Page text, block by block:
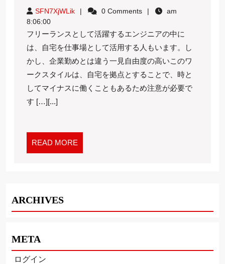
し
や
す
い
作
業
ス
ペ
を
確
う
SFN7XjWLikSFN7XjWLik0 Comments
am
8:06:00
フリーランスとして活躍するエンジニアの中に
は、自宅を仕事場として活用する人もいます。し
かし、企業勤めとは違う一見自由度の高いこのワ
ークスタイルは、自宅を拠点とすることで、時と
してマイナスに働くこともあるため注意が必要で
す […][...]
READ MORE
MORE
ARCHIVES
META
ログイン